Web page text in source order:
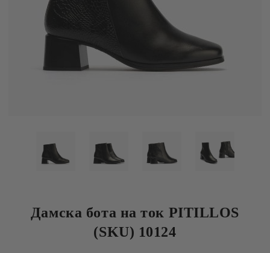
Дамска бота на ток PITILLOS
(SKU) 10124